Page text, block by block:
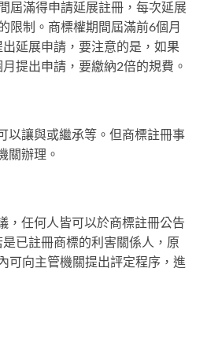
屆滿得申請延展註冊，每次延展
限制。商標權期間屆滿前6個月
延展申請，要注意的是，如果
提出申請，要繳納2倍的規費。
以讓與或繼承等。但商標註冊事
關辦理。
，任何人皆可以於商標註冊公告
已註冊商標的利害關係人，原
可向主管機關提出評定程序，進